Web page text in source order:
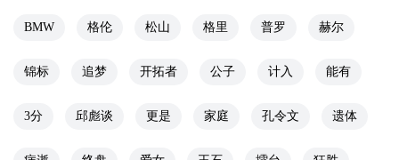
BMW 格伦 松山 格里 普罗 赫尔
锦标 追梦 开拓者 公子 计入 能有
3分 邱彪谈 更是 家庭 孔令文 遗体